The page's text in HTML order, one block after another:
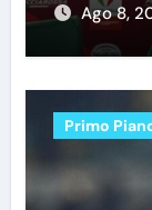
Ago 8,
Primo